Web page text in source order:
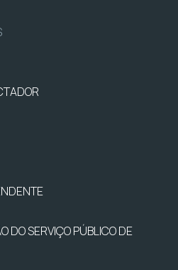
DO SERVIÇO PÚBLICO DE